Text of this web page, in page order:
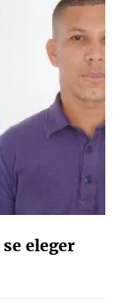
eleger